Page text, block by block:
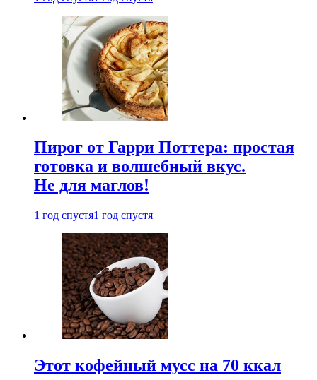
Пирог от Гарри Поттера: простая
готовка и волшебный вкус.
Не для маглов!
1 год спустя1 год спустя
Этот кофейный мусс на 70 ккал